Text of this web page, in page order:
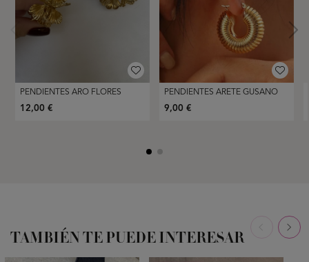
PENDIENTES ARO FLORES
12,00 €
PENDIENTES ARETE GUSANO
9,00 €
TAMBIÉN TE PUEDE INTERESAR